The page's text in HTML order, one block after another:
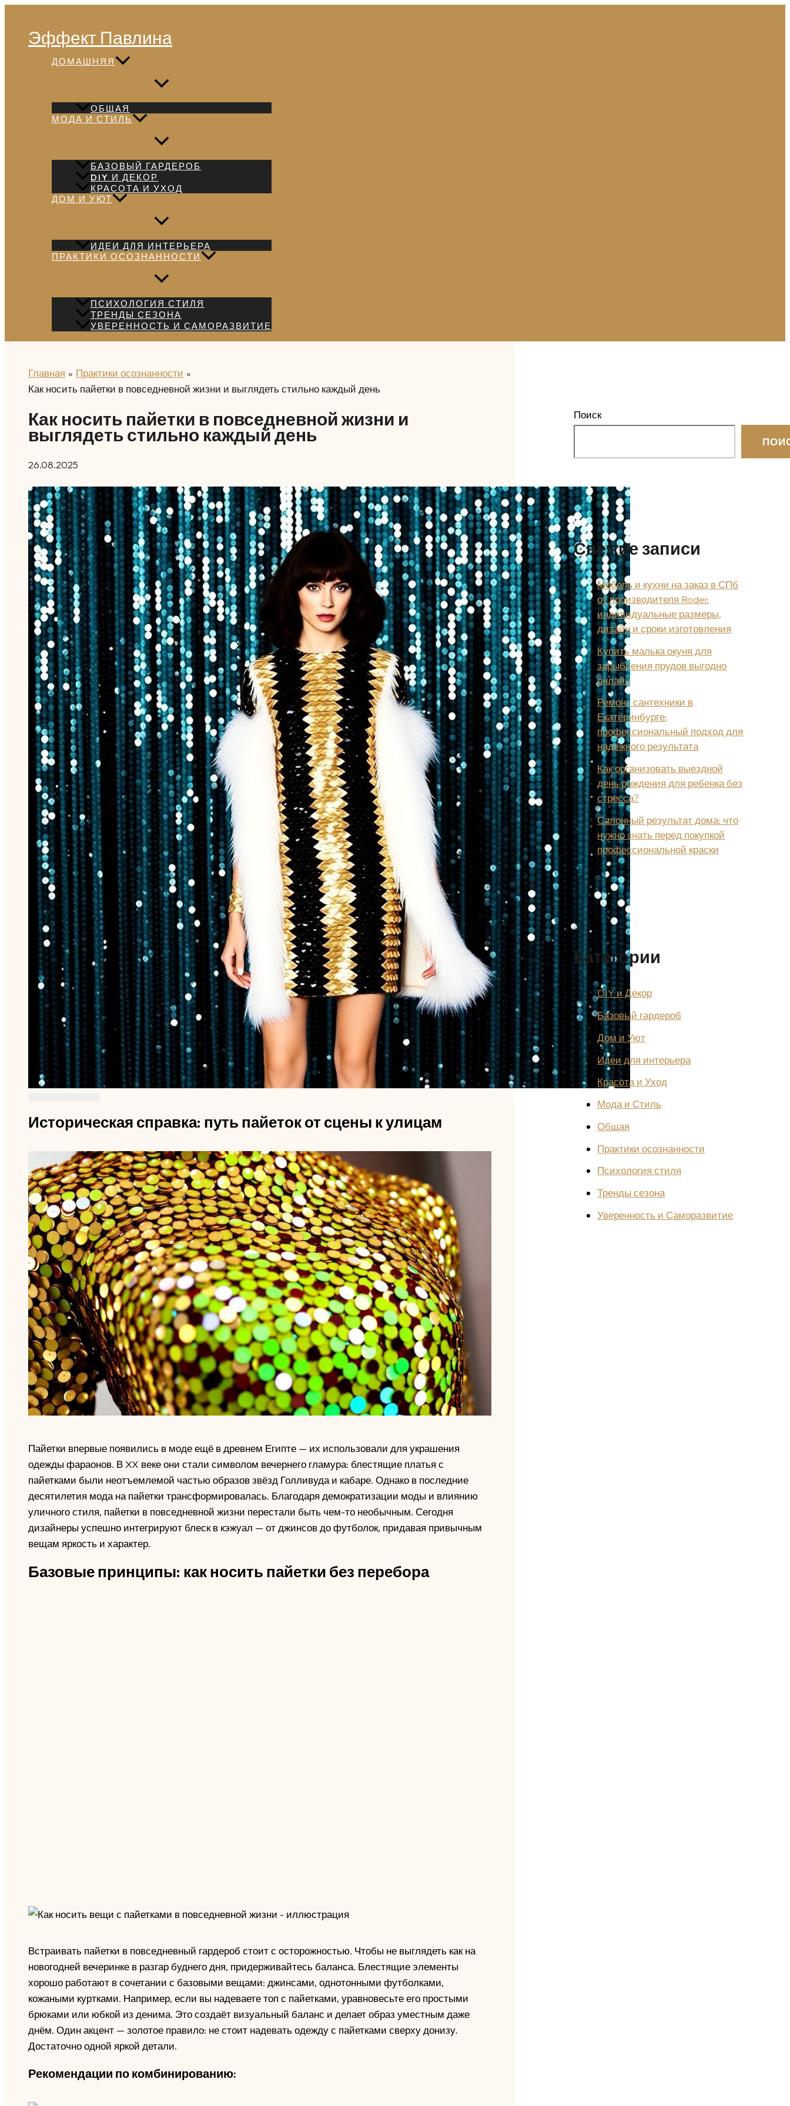
содержимому
Эффект Павлина
ДОМАШНЯЯ
ОБЩАЯ
МОДА И СТИЛЬ
БАЗОВЫЙ ГАРДЕРОБ
DIY И ДЕКОР
КРАСОТА И УХОД
ДОМ И УЮТ
ИДЕИ ДЛЯ ИНТЕРЬЕРА
ПРАКТИКИ ОСОЗНАННОСТИ
ПСИХОЛОГИЯ СТИЛЯ
ТРЕНДЫ СЕЗОНА
УВЕРЕННОСТЬ И САМОРАЗВИТИЕ
Главная
Практики осознанности
Как носить пайетки в повседневной жизни и выглядеть стильно каждый день
Как носить пайетки в повседневной жизни и
выглядеть стильно каждый день
26.08.2025
Историческая справка: путь пайеток от сцены к улицам
Пайетки впервые появились в моде ещё в древнем Египте — их использовали для украшения
одежды фараонов. В XX веке они стали символом вечернего гламура: блестящие платья с
пайетками были неотъемлемой частью образов звёзд Голливуда и кабаре. Однако в последние
десятилетия мода на пайетки трансформировалась. Благодаря демократизации моды и влиянию
уличного стиля, пайетки в повседневной жизни перестали быть чем-то необычным. Сегодня
дизайнеры успешно интегрируют блеск в кэжуал — от джинсов до футболок, придавая привычным
вещам яркость и характер.
Базовые принципы: как носить пайетки без перебора
Встраивать пайетки в повседневный гардероб стоит с осторожностью. Чтобы не выглядеть как на
новогодней вечеринке в разгар буднего дня, придерживайтесь баланса. Блестящие элементы
хорошо работают в сочетании с базовыми вещами: джинсами, однотонными футболками,
кожаными куртками. Например, если вы надеваете топ с пайетками, уравновесьте его простыми
брюками или юбкой из денима. Это создаёт визуальный баланс и делает образ уместным даже
днём. Один акцент — золотое правило: не стоит надевать одежду с пайетками сверху донизу.
Достаточно одной яркой детали.
Рекомендации по комбинированию:
Поиск
Свежие записи
Мебель и кухни на заказ в СПб
от производителя Rodei:
индивидуальные размеры,
дизайн и сроки изготовления
Купить малька окуня для
зарыбления прудов выгодно
онлайн
Ремонт сантехники в
Екатеринбурге:
профессиональный подход для
надёжного результата
Как организовать выездной
день рождения для ребенка без
стресса?
Салонный результат дома: что
нужно знать перед покупкой
профессиональной краски
Категории
DIY и Декор
Базовый гардероб
Дом и Уют
Идеи для интерьера
Красота и Уход
Мода и Стиль
Общая
Практики осознанности
Психология стиля
Тренды сезона
Уверенность и Саморазвитие